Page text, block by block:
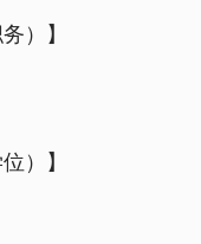
）】
）】